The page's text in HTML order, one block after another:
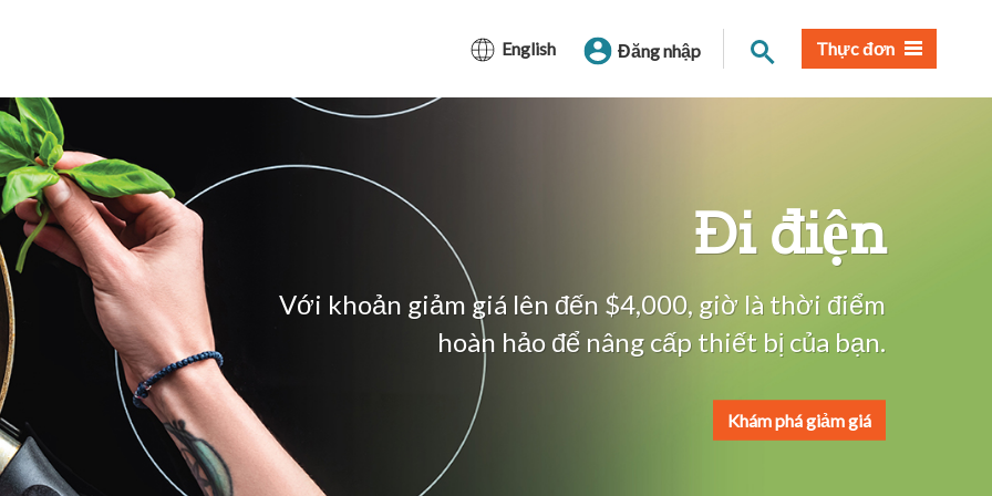
English Đăng nhập Tìm trangThực đơn
Đi điện
Với khoản giảm giá lên đến $4,000, giờ là thời điểm
hoàn hảo để nâng cấp thiết bị của bạn.
Khám phá giảm giá